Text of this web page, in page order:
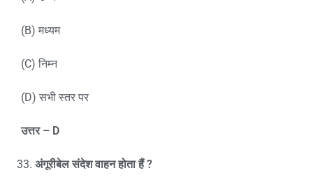
(B) मध्यम
(C) निम्न
(D) सभी स्तर पर
उत्तर – D
अंगूरीबेल संदेश वाहन होता हैं ?